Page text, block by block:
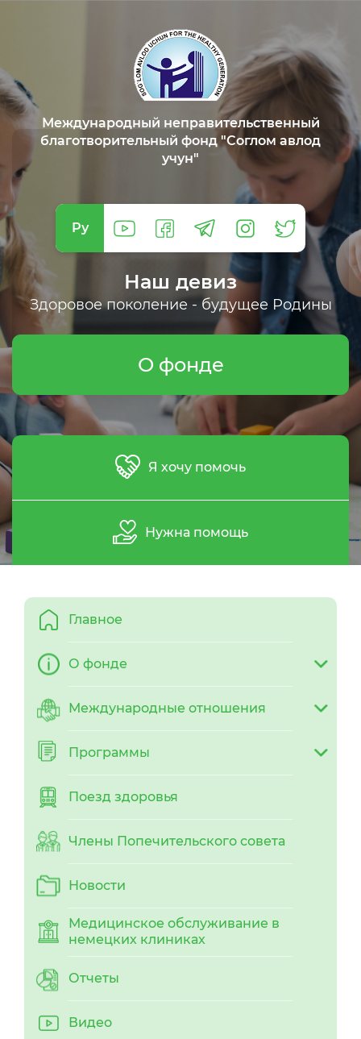
Международный неправительственный
благотворительный фонд "Соглом авлод
учун"
Ру
Наш девиз
Здоровое поколение - будущее Родины
О фонде
Я хочу помочь
Нужна помощь
Главное
О фонде
Международные отношения
Программы
Поезд здоровья
Члены Попечительского совета
Новости
Медицинское обслуживание в
немецких клиниках
Отчеты
Видео